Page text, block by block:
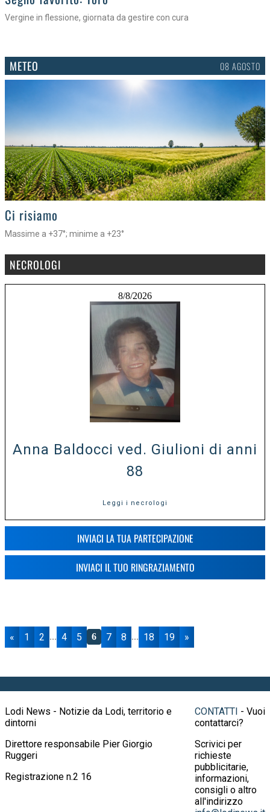
Vergine in flessione, giornata da gestire con cura
METEO 08 AGOSTO
>
Ci risiamo
Massime a +37°; minime a +23°
NECROLOGI
8/8/2026
Anna Baldocci ved. Giulioni di anni
88
Leggi i necrologi
INVIACI LA TUA PARTECIPAZIONE
INVIACI IL TUO RINGRAZIAMENTO
« 1 2 ... 4 5 6 7 8 ... 18 19 »
Lodi News - Notizie da Lodi, territorio e
dintorni
Direttore responsabile Pier Giorgio
Ruggeri
Registrazione n.2 16
CONTATTI - Vuoi
contattarci?
Scrivici per
richieste
pubblicitarie,
informazioni,
consigli o altro
all'indirizzo